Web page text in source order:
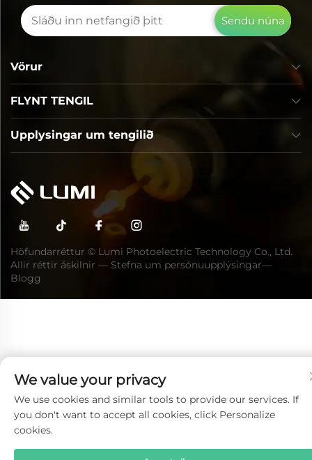
Sendu núna
FLYNT TENGIL
Vörur
Upplysingar um tengilið
Höfundarréttur © Lumi Photoelectric Technology Co., Ltd.
Allir réttir áskilnir — Stefna um persónuupplýsingar—
Blogg
We value your privacy
We use cookies and similar tools to provide our services. If
you don't want to accept all cookies, click Personalize
cookies.